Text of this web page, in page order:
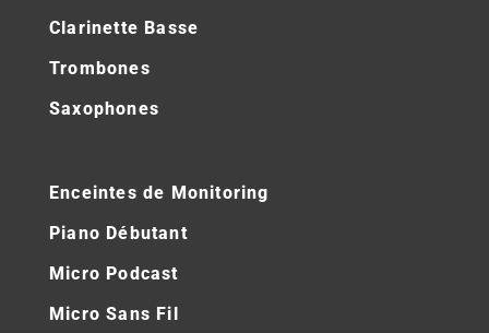
Clarinette Basse
Trombones
Saxophones
Enceintes de Monitoring
Piano Débutant
Micro Podcast
Micro Sans Fil